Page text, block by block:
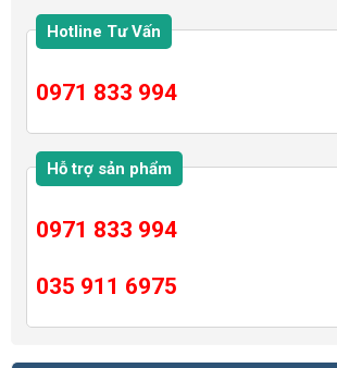
Hotline Tư Vấn
0971 833 994
Hỗ trợ sản phẩm
0971 833 994
035 911 6975